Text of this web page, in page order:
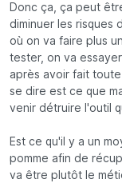
Donc ça, ça peut
diminuer les risques
où on va faire plus
tester, on va
après avoir fait
se dire est ce que
venir détruire l'outil
Est ce qu'il y a un
pomme afin de
va être plutôt le